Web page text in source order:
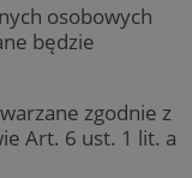
osobowych
będzie
zgodnie z
Art. 6 ust. 1 lit. a